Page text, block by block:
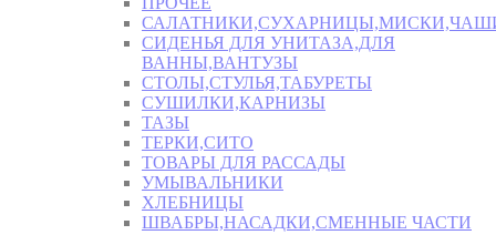
СИДЕНЬЯ ДЛЯ УНИТАЗА,ДЛЯ
ВАННЫ,ВАНТУЗЫ
СТОЛЫ,СТУЛЬЯ,ТАБУРЕТЫ
СУШИЛКИ,КАРНИЗЫ
ТАЗЫ
ТЕРКИ,СИТО
ТОВАРЫ ДЛЯ РАССАДЫ
УМЫВАЛЬНИКИ
ХЛЕБНИЦЫ
ШВАБРЫ,НАСАДКИ,СМЕННЫЕ ЧАСТИ